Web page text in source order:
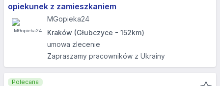
opiekunek z zamieszkaniem
MGopieka24
Kraków (Głubczyce - 152km)
umowa zlecenie
Zapraszamy pracowników z Ukrainy
Polecana